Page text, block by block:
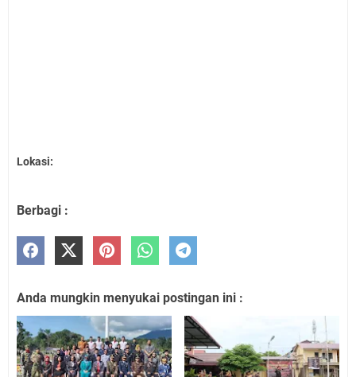
Lokasi:
Berbagi :
Anda mungkin menyukai postingan ini :